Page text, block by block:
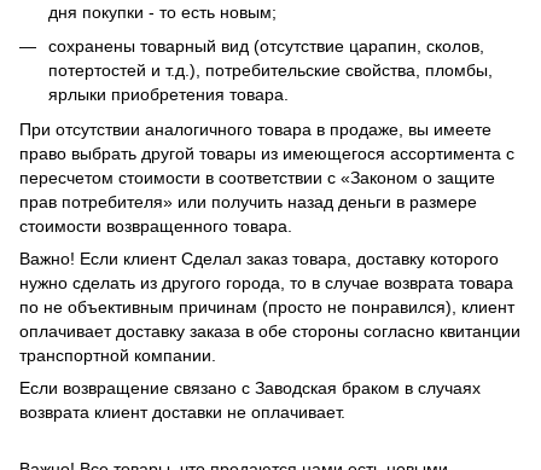
дня покупки - то есть новым;
сохранены товарный вид (отсутствие царапин, сколов,
потертостей и т.д.), потребительские свойства, пломбы,
ярлыки приобретения товара.
При отсутствии аналогичного товара в продаже, вы имеете
право выбрать другой товары из имеющегося ассортимента с
пересчетом стоимости в соответствии с «Законом о защите
прав потребителя» или получить назад деньги в размере
стоимости возвращенного товара.
Важно! Если клиент Сделал заказ товара, доставку которого
нужно сделать из другого города, то в случае возврата товара
по не объективным причинам (просто не понравился), клиент
оплачивает доставку заказа в обе стороны согласно квитанции
транспортной компании.
Если возвращение связано с Заводская браком в случаях
возврата клиент доставки не оплачивает.